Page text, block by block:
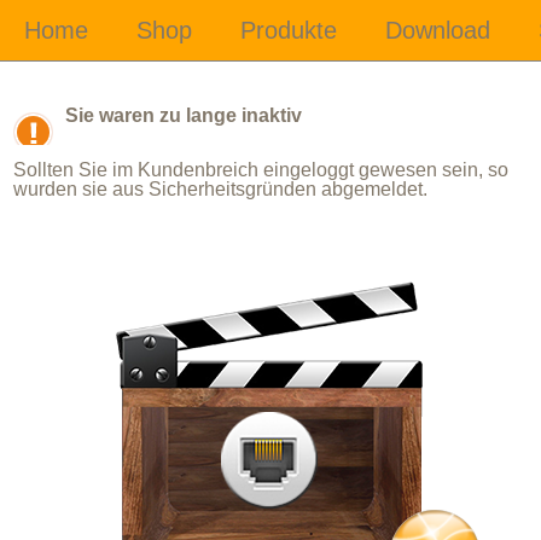
Sie waren zu lange inaktiv
Sollten Sie im Kundenbreich eingeloggt gewesen sein, so
wurden sie aus Sicherheitsgründen abgemeldet.